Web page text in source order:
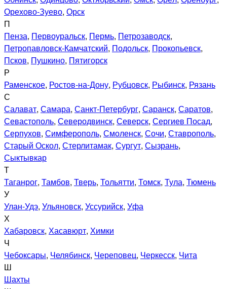
Орехово-Зуево, Орск
П
Пенза, Первоуральск, Пермь, Петрозаводск,
Петропавловск-Камчатский, Подольск, Прокопьевск,
Псков, Пушкино, Пятигорск
Р
Раменское, Ростов-на-Дону, Рубцовск, Рыбинск, Рязань
С
Салават, Самара, Санкт-Петербург, Саранск, Саратов,
Севастополь, Северодвинск, Северск, Сергиев Посад,
Серпухов, Симферополь, Смоленск, Сочи, Ставрополь,
Старый Оскол, Стерлитамак, Сургут, Сызрань,
Сыктывкар
Т
Таганрог, Тамбов, Тверь, Тольятти, Томск, Тула, Тюмень
У
Улан-Удэ, Ульяновск, Уссурийск, Уфа
Х
Хабаровск, Хасавюрт, Химки
Ч
Чебоксары, Челябинск, Череповец, Черкесск, Чита
Ш
Шахты